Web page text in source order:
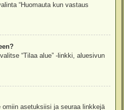
“Huomauta kun vastaus
“Tilaa alue” -linkki, aluesivun
asetuksiisi ja seuraa linkkejä